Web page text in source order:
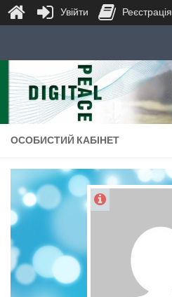
Skip to content
ОСОБИСТИЙ КАБІНЕТ
Увійти Реєстрація